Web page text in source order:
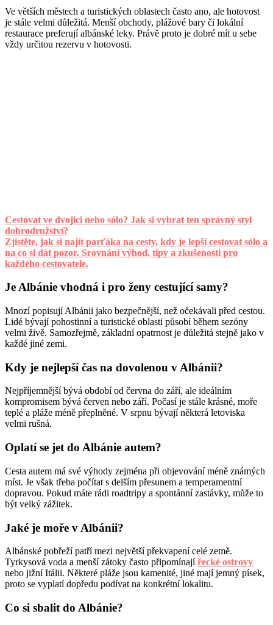
Ve větších městech a turistických oblastech často ano, ale hotovost
je stále velmi důležitá. Menší obchody, plážové bary či lokální
restaurace preferují albánské leky. Právě proto je dobré mít u sebe
vždy určitou rezervu v hotovosti.
Cestovat ve dvojici nebo sólo? Jak si vybrat ten správný styl
dobrodružství?
Zjistěte, jak si najít parťáka na cesty, kdy je lepší cestovat sólo a
na co si dát pozor. Srovnání výhod, tipy a zkušenosti pro
každého cestovatele.
Je Albánie vhodná i pro ženy cestující samy?
Mnozí popisují Albánii jako bezpečnější, než očekávali před cestou.
Lidé bývají pohostinní a turistické oblasti působí během sezóny
velmi živě. Samozřejmě, základní opatrnost je důležitá stejně jako v
každé jiné zemi.
Kdy je nejlepší čas na dovolenou v Albánii?
Nejpříjemnější bývá období od června do září, ale ideálním
kompromisem bývá červen nebo září. Počasí je stále krásné, moře
teplé a pláže méně přeplněné. V srpnu bývají některá letoviska
velmi rušná.
Oplatí se jet do Albánie autem?
Cesta autem má své výhody zejména při objevování méně známých
míst. Je však třeba počítat s delším přesunem a temperamentní
dopravou. Pokud máte rádi roadtripy a spontánní zastávky, může to
být velký zážitek.
Jaké je moře v Albánii?
Albánské pobřeží patří mezi největší překvapení celé země.
Tyrkysová voda a menší zátoky často připomínajířecké ostrovy
nebo jižní Itálii. Některé pláže jsou kamenité, jiné mají jemný písek,
proto se vyplatí dopředu podívat na konkrétní lokalitu.
Co si sbalit do Albánie?